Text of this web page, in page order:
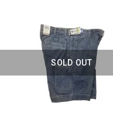
SOLD OUT